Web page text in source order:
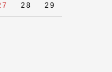
28 29